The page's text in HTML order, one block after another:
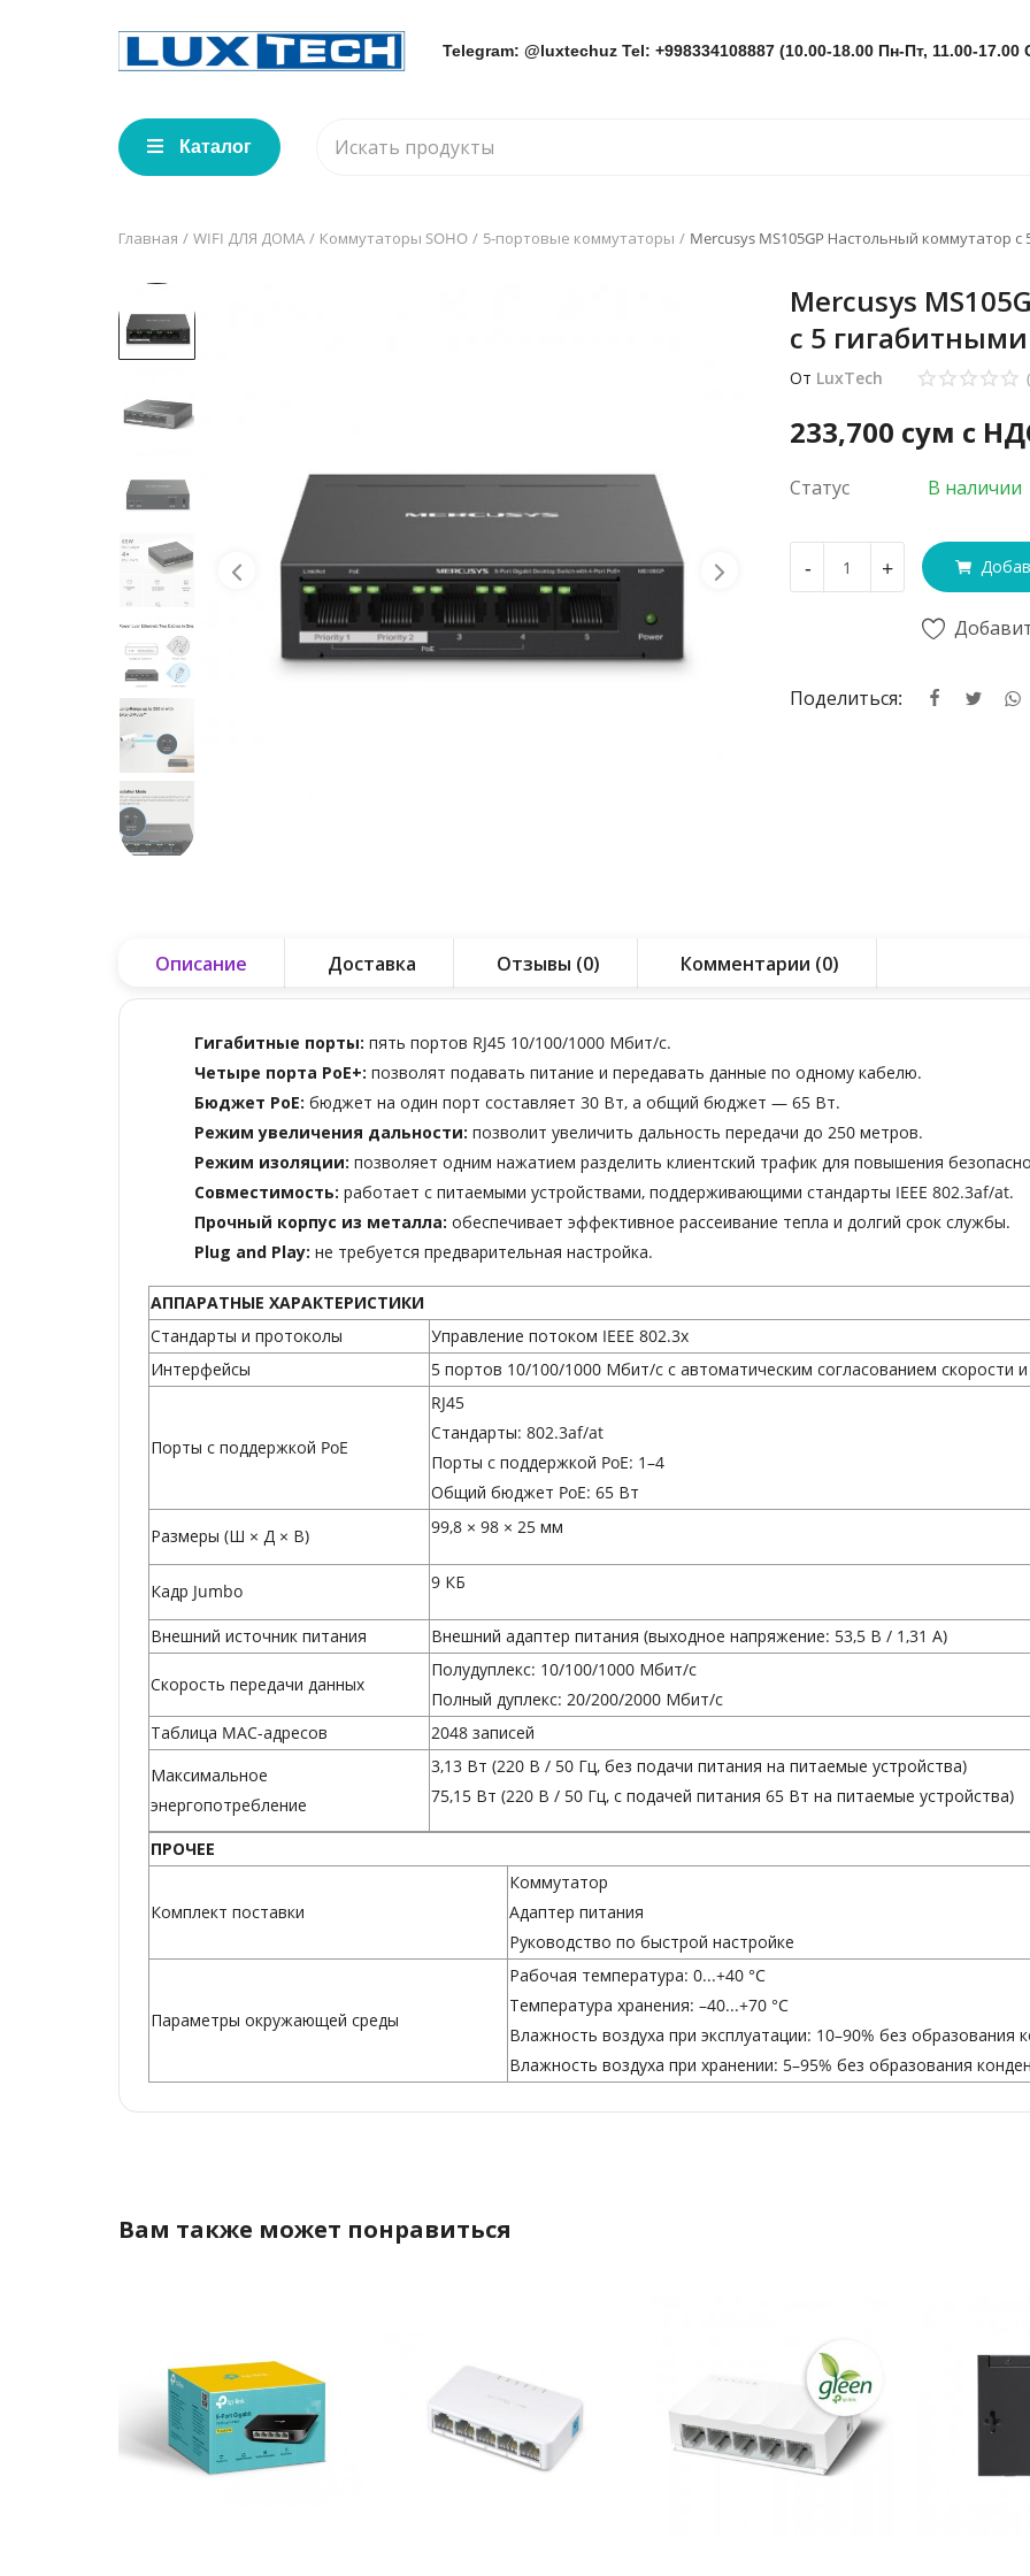
Telegram: @luxtechuz Tel: +998334108887 (10.00-18.00 Пн-Пт, 11.00-17.00
Каталог
Главная WIFI ДЛЯ ДОМА Коммутаторы SOHO 5-портовые коммутаторы Mercusys MS105GP Настольный коммутатор
Mercusys
с 5
От LuxTech
233,700 сум с
Статус В наличии
- +
Поделиться:
Описание Доставка Отзывы (0) Комментарии (0)
Гигабитные порты: пять портов RJ45 10/100/1000 Мбит/с.
Четыре порта PoE+: позволят подавать питание и передавать данные по одному кабелю.
Бюджет PoE: бюджет на один порт составляет 30 Вт, а общий бюджет — 65 Вт.
Режим увеличения дальности: позволит увеличить дальность передачи до 250 метров.
Режим изоляции: позволяет одним нажатием разделить клиентский трафик для повышения
Совместимость: работает с питаемыми устройствами, поддерживающими стандарты IEEE 802.3af/at.
Прочный корпус из металла: обеспечивает эффективное рассеивание тепла и долгий срок службы.
Plug and Play: не требуется предварительная настройка.
АППАРАТНЫЕ ХАРАКТЕРИСТИКИ
Стандарты и протоколы
Управление потоком IEEE 802.3x
Интерфейсы
5 портов 10/100/1000 Мбит/с с автоматическим согласованием скорости
Порты с поддержкой PoE
RJ45
Стандарты: 802.3af/at
Порты с поддержкой PoE: 1–4
Общий бюджет PoE: 65 Вт
Размеры (Ш × Д × В)
99,8 × 98 × 25 мм
Кадр Jumbo 9 КБ
Внешний источник питания Внешний адаптер питания (выходное напряжение: 53,5 В / 1,31 А)
Скорость передачи данных
Полудуплекс: 10/100/1000 Мбит/с
Полный дуплекс: 20/200/2000 Мбит/с
Таблица MAC-адресов
2048 записей
Максимальное
энергопотребление
3,13 Вт (220 В / 50 Гц, без подачи питания на питаемые устройства)
75,15 Вт (220 В / 50 Гц, с подачей питания 65 Вт на питаемые устройства)
ПРОЧЕЕ
Комплект поставки
Коммутатор
Адаптер питания
Руководство по быстрой настройке
Параметры окружающей среды
Рабочая температура: 0...+40 °C
Температура хранения: –40...+70 °C
Влажность воздуха при эксплуатации: 10–90% без образования
Влажность воздуха при хранении: 5–95% без образования
Вам также может понравиться